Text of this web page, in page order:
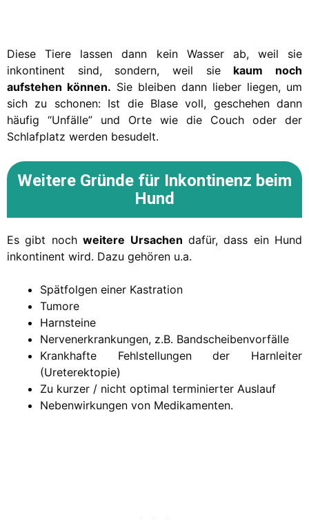
Diese Tiere lassen dann kein Wasser ab, weil sie
inkontinent sind, sondern, weil sie kaum noch
aufstehen können. Sie bleiben dann lieber liegen, um
sich zu schonen: Ist die Blase voll, geschehen dann
häufig “Unfälle” und Orte wie die Couch oder der
Schlafplatz werden besudelt.
Weitere Gründe für Inkontinenz beim
Hund
Es gibt nochweitere Ursachen dafür, dass ein Hund
inkontinent wird. Dazu gehören u.a.
Spätfolgen einer Kastration
Tumore
Harnsteine
Nervenerkrankungen, z.B. Bandscheibenvorfälle
Krankhafte Fehlstellungen der Harnleiter
(Ureterektopie)
Zu kurzer / nicht optimal terminierter Auslauf
Nebenwirkungen von Medikamenten.